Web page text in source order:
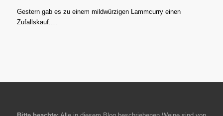
Gestern gab es zu einem mildwürzigen Lammcurry einen
Zufallskauf.…